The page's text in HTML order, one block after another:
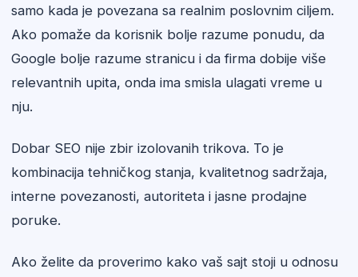
samo kada je povezana sa realnim poslovnim ciljem.
Ako pomaže da korisnik bolje razume ponudu, da
Google bolje razume stranicu i da firma dobije više
relevantnih upita, onda ima smisla ulagati vreme u
nju.
Dobar SEO nije zbir izolovanih trikova. To je
kombinacija tehničkog stanja, kvalitetnog sadržaja,
interne povezanosti, autoriteta i jasne prodajne
poruke.
Ako želite da proverimo kako vaš sajt stoji u odnosu